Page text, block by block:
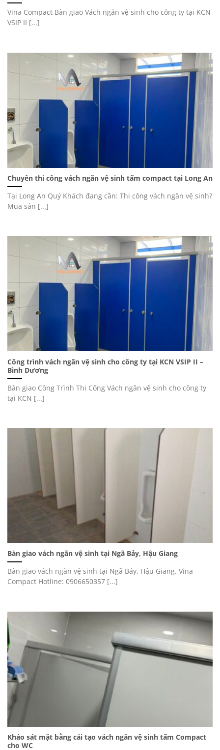
Vina Compact Bàn giao Vách ngăn vệ sinh cho công ty tại KCN
VSIP II [...]
Chuyên thi công vách ngăn vệ sinh tấm compact tại Long An
Tại Long An Quý Khách đang cần: Thi công vách ngăn vệ sinh?
Mua sản [...]
Công trình vách ngăn vệ sinh cho công ty tại KCN VSIP II –
Bình Dương
Bàn giao Công Trình Thi Công Vách ngăn vệ sinh cho công ty
tại KCN [...]
Bàn giao vách ngăn vệ sinh tại Ngã Bảy, Hậu Giang
Bàn giao vách ngăn vệ sinh tại Ngã Bảy, Hậu Giang. Vina
Compact Hotline: 0906650357 [...]
Khảo sát mặt bằng cải tạo vách ngăn vệ sinh tấm Compact
cho WC